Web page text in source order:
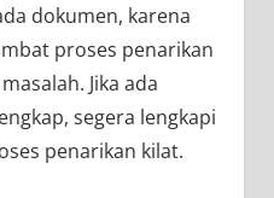
dokumen, karena
proses penarikan
Jika ada
segera lengkapi
penarikan kilat.